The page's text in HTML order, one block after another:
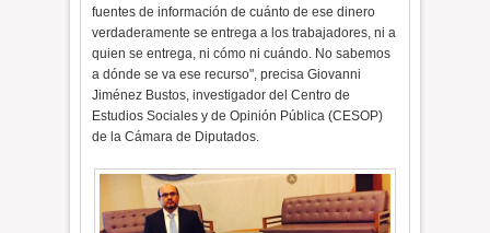
fuentes de información de cuánto de ese dinero
verdaderamente se entrega a los trabajadores, ni a
quien se entrega, ni cómo ni cuándo. No sabemos
a dónde se va ese recurso", precisa Giovanni
Jiménez Bustos, investigador del Centro de
Estudios Sociales y de Opinión Pública (CESOP)
de la Cámara de Diputados.